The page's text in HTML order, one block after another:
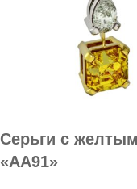
Серьги с
«AA91»